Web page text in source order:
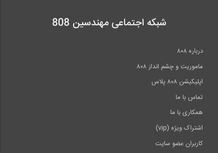
شبکه اجتماعی مهندسین 808
درباره ۸۰۸
ماموریت و چشم انداز ۸۰۸
اپلیکیشن ۸۰۸ پلاس
تماس با ما
همکاری با ما
اشتراک ویژه (vip)
کاربران عضو سایت